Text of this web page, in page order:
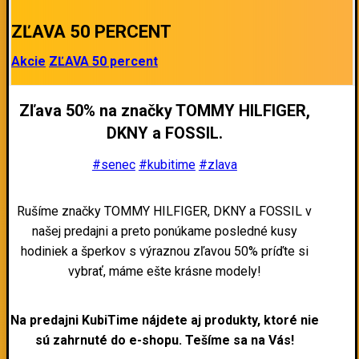
ZĽAVA 50 PERCENT
Akcie ZĽAVA 50 percent
Zľava 50% na značky TOMMY HILFIGER,
DKNY a FOSSIL.
#senec #kubitime #zlava
Rušíme značky TOMMY HILFIGER, DKNY a FOSSIL v
našej predajni a preto ponúkame posledné kusy
hodiniek a šperkov s výraznou zľavou 50% príďte si
vybrať, máme ešte krásne modely!
Na predajni KubiTime nájdete aj produkty, ktoré nie
sú zahrnuté do e-shopu. Tešíme sa na Vás!